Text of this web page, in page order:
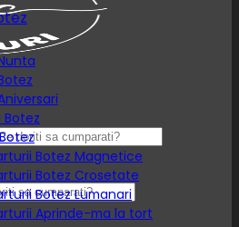
Botez Magnetice
Botez Crosetate
Botez Lumanari
Aprinde-ma la tort